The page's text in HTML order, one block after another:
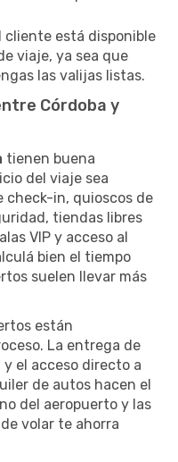
cliente está disponible
viaje, ya sea que
las valijas listas.
Córdoba y
tienen buena
del viaje sea
check-in, quioscos de
tiendas libres
VIP y acceso al
bien el tiempo
suelen llevar más
están
La entrega de
el acceso directo a
de autos hacen el
del aeropuerto y las
volar te ahorra